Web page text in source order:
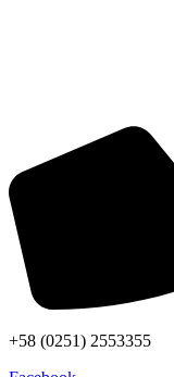
+58 (0251) 2553355